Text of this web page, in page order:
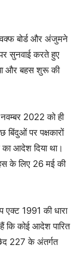
वक्फ बोर्ड और अंजुमने
सुनवाई करते हुए
और बहस शुरू की
2022 को ही
पर पक्षकारों
आदेश दिया था।
के लिए 26 मई की
एक्ट 1991 की धारा
कि कोई आदेश पारित
227 के अंतर्गत